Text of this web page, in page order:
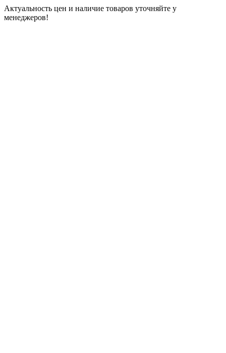
Актуальность цен и наличие товаров уточняйте у
менеджеров!